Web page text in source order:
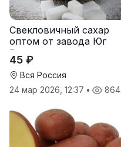
Свекловичный сахар
оптом от завода Юг
Руси
45 ₽
Вся Россия
24 мар 2026, 12:37 • 864